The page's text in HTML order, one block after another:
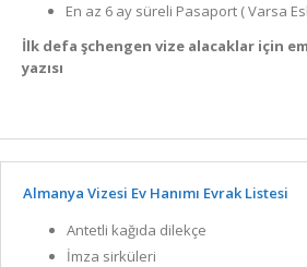
En az 6 ay süreli Pasaport ( Varsa
İlk defa şchengen vize alacaklar için
yazısı
Almanya Vizesi Ev Hanımı Evrak Listesi
Antetli kağıda dilekçe
İmza sirküleri